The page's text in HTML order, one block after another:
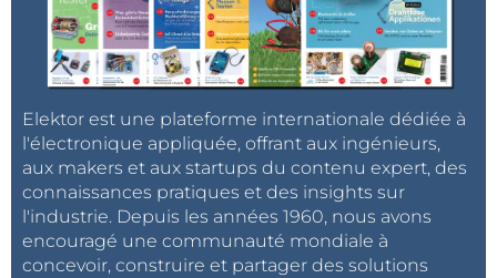
Elektor est une plateforme internationale dédiée à
l'électronique appliquée, offrant aux ingénieurs,
aux makers et aux startups du contenu expert, des
connaissances pratiques et des insights sur
l'industrie. Depuis les années 1960, nous avons
encouragé une communauté mondiale à
concevoir, construire et partager des solutions